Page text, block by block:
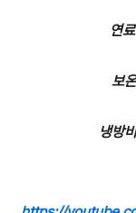
연
보
냉방